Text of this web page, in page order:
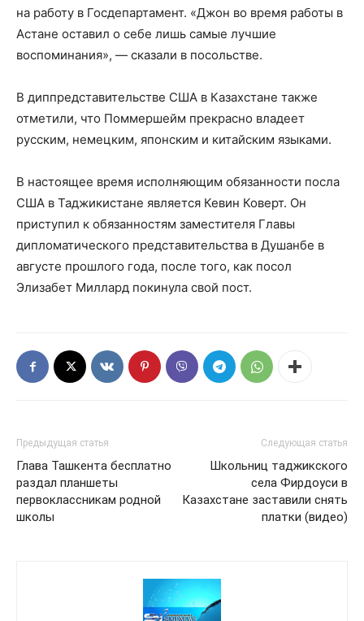
на работу в Госдепартамент. «Джон во время работы в
Астане оставил о себе лишь самые лучшие
воспоминания», — сказали в посольстве.
В диппредставительстве США в Казахстане также
отметили, что Поммершейм прекрасно владеет
русским, немецким, японским и китайским языками.
В настоящее время исполняющим обязанности посла
США в Таджикистане является Кевин Коверт. Он
приступил к обязанностям заместителя Главы
дипломатического представительства в Душанбе в
августе прошлого года, после того, как посол
Элизабет Миллард покинула свой пост.
Предыдущая статья
Глава Ташкента бесплатно
раздал планшеты
первоклассникам родной
школы
Следующая статья
Школьниц таджикского
села Фирдоуси в
Казахстане заставили снять
платки (видео)